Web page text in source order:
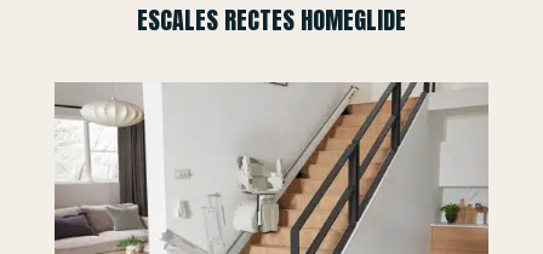
ESCALES RECTES HOMEGLIDE